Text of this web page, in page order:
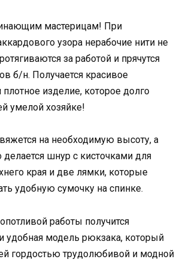
мастерицам! При
узора нерабочие нити не
за работой и прячутся
б/н. Получается красивое
изделие, которое долго
умелой хозяйке!
на необходимую высоту, а
делается шнур с кисточками для
края и две лямки, которые
удобную сумочку на спинке.
работы получится
удобная модель рюкзака, который
гордостью трудолюбивой и модной